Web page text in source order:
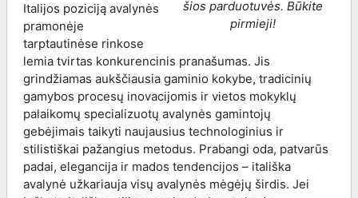
šios parduotuvės. Būkite
pirmieji!
Italijos poziciją avalynės
pramonėje
tarptautinėse rinkose
lemia tvirtas konkurencinis pranašumas. Jis
grindžiamas aukščiausia gaminio kokybe, tradicinių
gamybos procesų inovacijomis ir vietos mokyklų
palaikomų specializuotų avalynės gamintojų
gebėjimais taikyti naujausius technologinius ir
stilistiškai pažangius metodus. Prabangi oda, patvarūs
padai, elegancija ir mados tendencijos – itališka
avalynė užkariauja visų avalynės mėgėjų širdis. Jei